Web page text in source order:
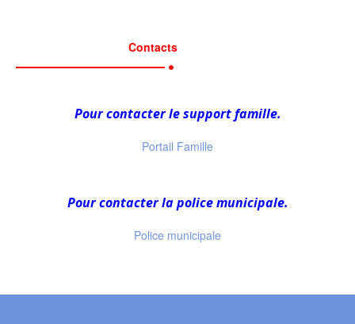
Contacts
Pour contacter le support famille.
Portail Famille
Pour contacter la police municipale.
Police municipale